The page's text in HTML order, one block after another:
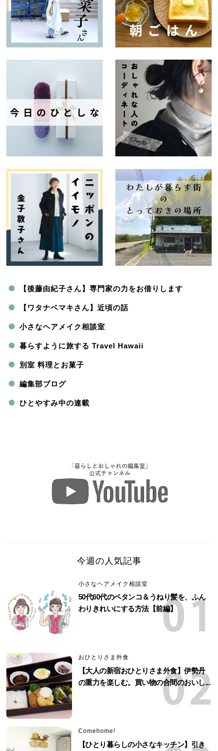
【後藤由紀子さん】専門家の力をお借りします
【ワタナベマキさん】近頃の話
小さなヘアメイク相談室
暮らすように旅する Travel Hawaii
別室 料理とお菓子
編集部ブログ
ひとやすみ中の連載
今週の人気記事
小さなヘアメイク相談室
50代60代のペタンコ＆うねり髪を、ふん
わりきれいにする方法【前編】
おひとりさま外食
【大人の新宿おひとりさま外食】伊勢丹
の重力を楽しむ。買い物の合間のおいし...
Comehome!
【ひとり暮らしの小さなキッチン】引き